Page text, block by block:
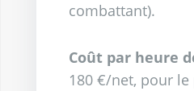
combattant).
Coût par heure
180 €/net, pour